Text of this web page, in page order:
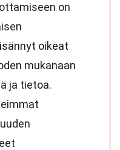
on
oikeat
mukanaan
ja tietoa.